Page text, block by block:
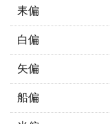
耒偏
白偏
矢偏
船偏